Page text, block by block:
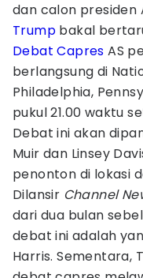
dan calon presiden
Trump bakal
Debat Capres AS
berlangsung di
Philadelphia,
pukul 21.00 waktu
Debat ini akan
Muir dan Linsey
penonton di lokasi
Dilansir Channel
dari dua bulan
debat ini adalah
Harris. Sementara,